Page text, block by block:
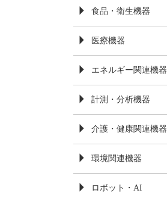
食品・衛生機器
医療機器
エネルギー関連機器
計測・分析機器
介護・健康関連機器
環境関連機器
ロボット・AI